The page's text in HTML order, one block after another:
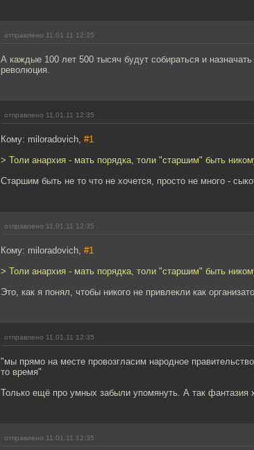
отправлено 11.01.11 12:35
А каждые 100 лет 500 тысяч будут собираться и
революция.
отправлено 11.01.11 12:35
Кому: miloradovich, #1
> Толи анархия - мать порядка, толи "старшим" быть
Старшим быть не то что не хочется, просто не много -
отправлено 11.01.11 12:35
Кому: miloradovich, #1
> Толи анархия - мать порядка, толи "старшим" быть
Это, как я понял, чтобы никого не привлекли как
отправлено 11.01.11 12:35
"мы прямо на месте провозгласим народное
то время"
Только ещё про умных забыли упомянуть. А так фантазия
отправлено 11.01.11 12:35